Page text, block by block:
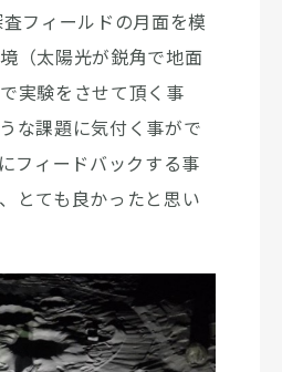
フィールドの月面を模
（太陽光が鋭角で地面
実験をさせて頂く事
な課題に気付く事がで
フィードバックする事
とても良かったと思い